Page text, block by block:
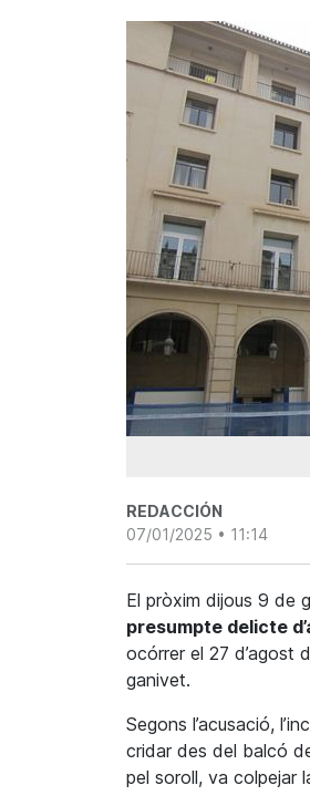
REDACCIÓN
07/01/2025 • 11:14
El pròxim dijous 9 de
presumpte delicte
ocórrer el 27 d’agost
ganivet.
Segons l’acusació,
cridar des del balcó
pel soroll, va colpejar